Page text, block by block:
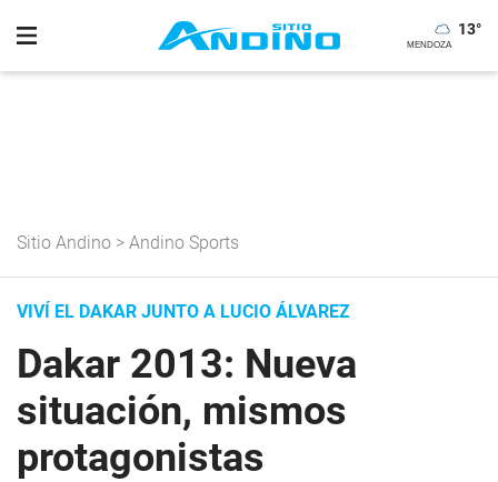
13°
Sitio Andino > Andino Sports
VIVÍ EL DAKAR JUNTO A LUCIO ÁLVAREZ
Dakar 2013: Nueva
situación, mismos
protagonistas